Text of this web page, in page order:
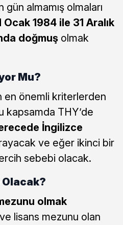
gün almamış olmaları
Ocak 1984 ile 31 Aralık
doğmuş olmak
Mu?
en önemli kriterlerden
kapsamda THY’de
İngilizce
ve eğer ikinci bir
sebebi olacak.
olmak
lisans mezunu olan